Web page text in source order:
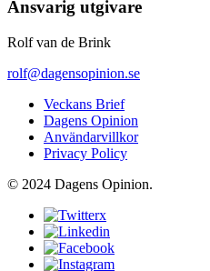
Ansvarig utgivare
Rolf van de Brink
rolf@dagensopinion.se
Veckans Brief
Dagens Opinion
Användarvillkor
Privacy Policy
© 2024 Dagens Opinion.